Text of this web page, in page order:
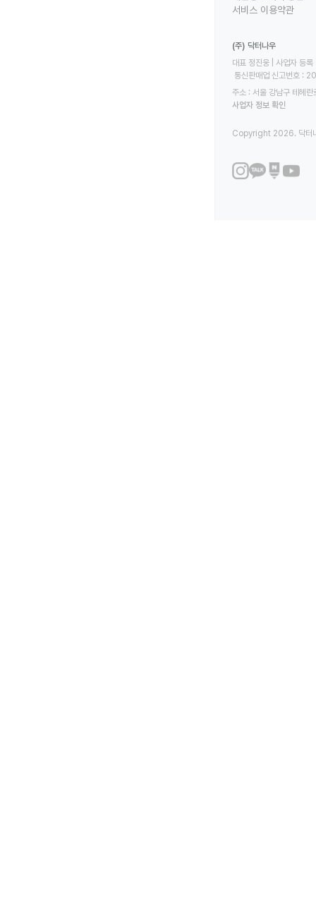
서비스 이용약관
(주) 닥터나우
대표 정진웅 | 사업자
통신판매업 신고번호
주소 : 서울 강남구 테헤
사업자 정보 확인
Copyright 2026. 닥터